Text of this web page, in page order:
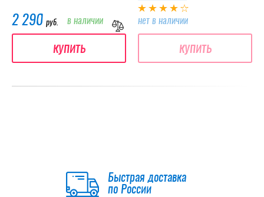
2 290 руб. в наличии
купить
нет в наличии
купить
Быстрая доставка
по России